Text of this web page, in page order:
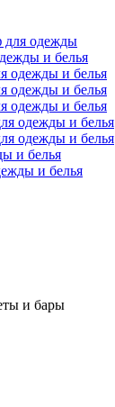
одежды
и белья
одежды и белья
одежды и белья
одежды и белья
одежды и белья
одежды и белья
и белья
и белья
и бары